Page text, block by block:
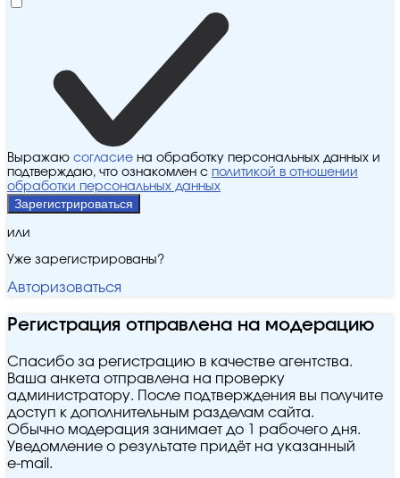
Выражаю согласие на обработку персональных данных и
подтверждаю, что ознакомлен с политикой в отношении
обработки персональных данных
Зарегистрироваться
или
Уже зарегистрированы?
Авторизоваться
Регистрация отправлена на модерацию
Спасибо за регистрацию в качестве агентства.
Ваша анкета отправлена на проверку
администратору. После подтверждения вы получите
доступ к дополнительным разделам сайта.
Обычно модерация занимает до 1 рабочего дня.
Уведомление о результате придёт на указанный
e‑mail.